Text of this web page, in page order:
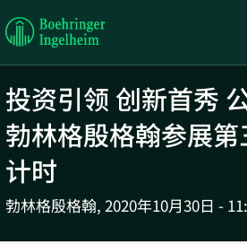
Boehringer
Ingelheim
投资引领 创新首秀
勃林格殷格翰参展
计时
勃林格殷格翰, 2020年10月30日 -